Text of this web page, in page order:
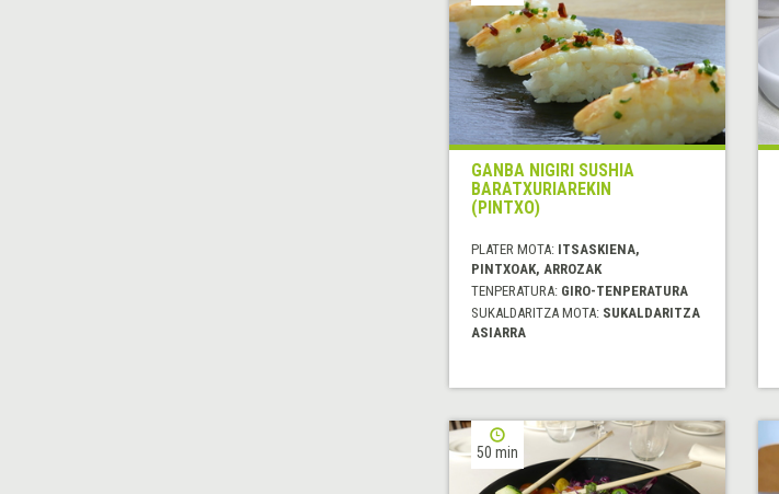
GANBA NIGIRI SUSHIA
BARATXURIAREKIN
(PINTXO)
PLATER MOTA: ITSASKIENA,
PINTXOAK, ARROZAK
TENPERATURA: GIRO-TENPERATURA
SUKALDARITZA MOTA: SUKALDARITZA
ASIARRA
50 min